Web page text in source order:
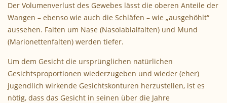
Der Volumenverlust des Gewebes lässt die oberen Anteile der
Wangen – ebenso wie auch die Schläfen – wie „ausgehöhlt“
aussehen. Falten um Nase (Nasolabialfalten) und Mund
(Marionettenfalten) werden tiefer.
Um dem Gesicht die ursprünglichen natürlichen
Gesichtsproportionen wiederzugeben und wieder (eher)
jugendlich wirkende Gesichtskonturen herzustellen, ist es
nötig, dass das Gesicht in seinen über die Jahre